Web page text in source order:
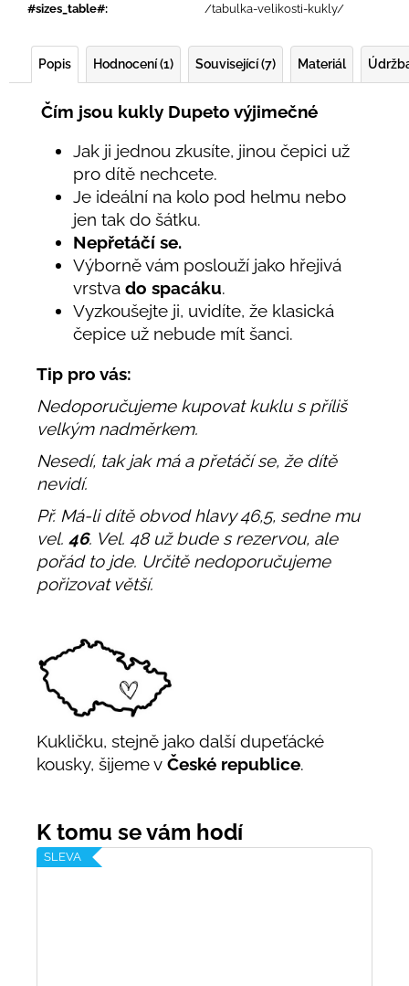
#sizes_table#: /tabulka-velikosti-kukly/
Popis Hodnocení (1) Související (7) Materiál
Čím jsou kukly Dupeto výjimečné
Jak ji jednou zkusíte, jinou čepici už
pro dítě nechcete.
Je ideální na kolo pod helmu nebo
jen tak do šátku.
Nepřetáčí se.
Výborně vám poslouží jako hřejivá
vrstva do spacáku.
Vyzkoušejte ji, uvidíte, že klasická
čepice už nebude mít šanci.
Tip pro vás:
Nedoporučujeme kupovat kuklu s příliš
velkým nadměrkem.
Nesedí, tak jak má a přetáčí se, že dítě
nevidí.
Př. Má-li dítě obvod hlavy 46,5, sedne mu
vel. 46. Vel. 48 už bude s rezervou, ale
pořád to jde. Určitě nedoporučujeme
pořizovat větší.
Kukličku, stejně jako další dupeťácké
kousky, šijeme v České republice.
SLEVA